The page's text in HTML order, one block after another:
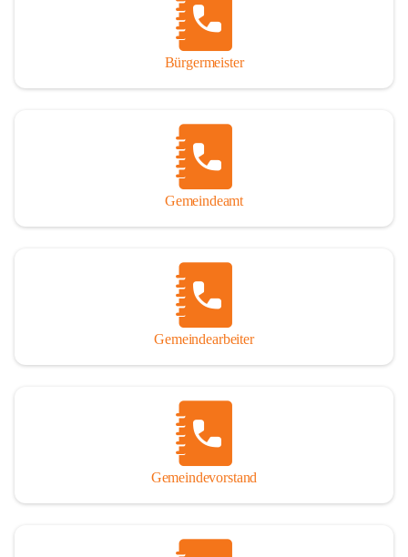
durch das Überlassen von Fotos und Dokumenten zum Gesamtbild
dieses Buches wesentlich beigetragen haben.
Der Zeitdruck war enorm, um das Werk auch zeitgerecht für das
Jubiläumsjahr abschließen zu können. Daher mag um Nachsicht
Ausführlichkeit behandelt erscheinen, oder auch der eine oder
andere Fehler unterlief. Die Autoren haben nach ihren
individuellen Möglichkeiten mit bestem Wissen und Gewissen
Andreas Rohatsch wurde auf das System der Fußnoten verzichtet.
Wo eine genaue Quellenangabe sinnvoll und notwendig erschien,
sind die entsprechenden Quellenhinweise in den fließenden Text
eingearbeitet. Der leichteren Lesbarkeit halber ist auch von einer
streng gendergerechten Ausdrucksform Abstand genommen
So darf ich Sie zu einer interessanten, vergnüglichen und
manchmal auch nachdenklich machenden Zeitreise durch die
Jahrhunderte, ja Jahrtausende alte Geschichte von der Steinzeit
einladen.
Bürgermeister
Gemeindeamt
Gemeindearbeiter
Gemeindevorstand